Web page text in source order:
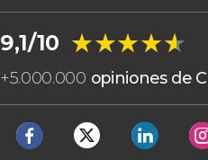
9,1/10 ★★★★★
★★★★★
+5.000.000 opiniones de